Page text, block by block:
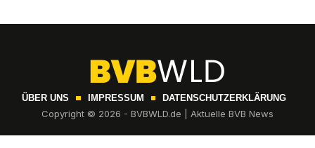
ÜBER UNS IMPRESSUM DATENSCHUTZERKLÄRUNG
Copyright © 2026 - BVBWLD.de | Aktuelle BVB News